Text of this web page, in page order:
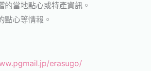
的當地點心或特產資訊。
點心等情報。
erasugo/